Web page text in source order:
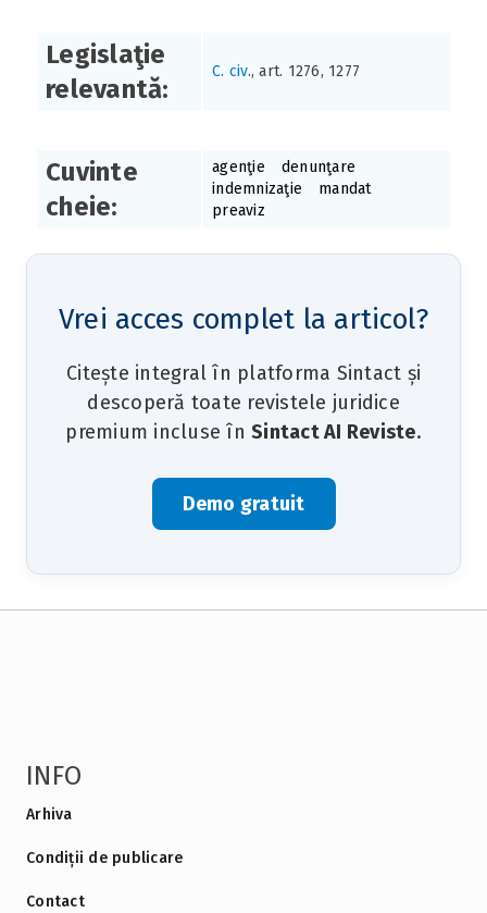
Legislaţie
relevantă:
C. civ., art. 1276, 1277
Cuvinte
cheie:
agenţie
denunţare
indemnizaţie
mandat
preaviz
Vrei acces complet la articol?
Citește integral în platforma Sintact și
descoperă toate revistele juridice
premium incluse în Sintact AI Reviste.
Demo gratuit
INFO
Arhiva
Condiții de publicare
Contact